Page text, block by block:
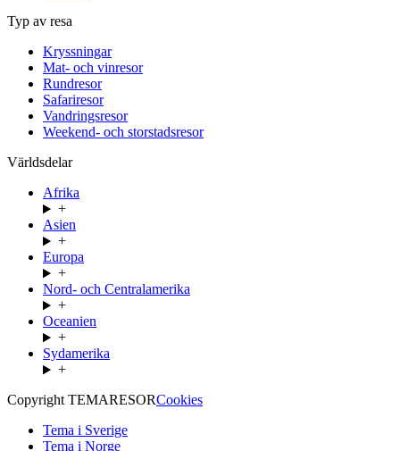
Typ av resa
Kryssningar
Mat- och vinresor
Rundresor
Safariresor
Vandringsresor
Weekend- och storstadsresor
Världsdelar
Afrika
+
Asien
+
Europa
+
Nord- och Centralamerika
+
Oceanien
+
Sydamerika
+
Copyright TEMARESORCookies
Tema i Sverige
Tema i Norge